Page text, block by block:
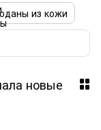
из кожи
новые